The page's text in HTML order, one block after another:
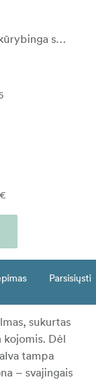
HARMAN Switch Azure – tai žaisminga, kūrybinga spalvota juosta, kuri apverčia pasaulį aukštyn kojomis. Mėlyna spalva tampa oranžine, geltona virsta ryškia žydra, o raudona – violetinės-mėlynos atspalviais. 35 mm juosta su 36 kadrais, išryškinama naudojant standartinį C-41 apdorojimo būdą – puikiai tinka drąsioms, eksperimentinėms fotografijoms.
Parsisiųsti
sukurtas
kojomis. Dėl
tampa
– svajingais